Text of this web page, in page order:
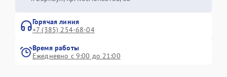
Горячая линия
+7 (385) 254-68-04
Время работы
Ежедневно с 9:00 до 21:00